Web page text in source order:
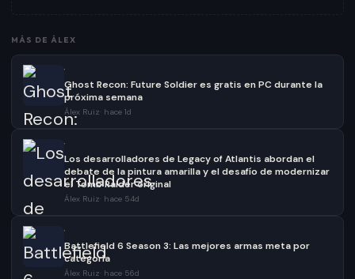
MÁS DE ÁLEX
·
Ghost Recon: Future Soldier es gratis en PC durante la
próxima semana
Álex Ruiz hace 1d
·
Los desarrolladores de Legacy of Atlantis abordan el
debate de la pintura amarilla y el desafío de modernizar
el Tomb Raider original
Álex Ruiz hace 54d
·
Battlefield 6 Season 3: Las mejores armas meta por
categoría
Álex Ruiz hace 56d